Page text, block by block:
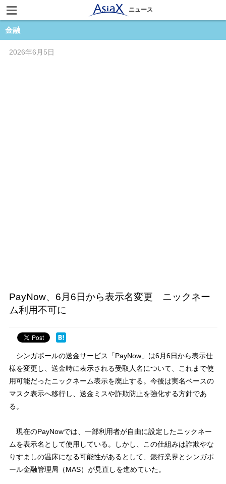
ニュース
金融
2026年6月5日
PayNow、6月6日から表示名変更 ニックネー
ム利用不可に
シンガポールの送金サービス「PayNow」は6月6日から表示仕
様を変更し、送金時に表示される受取人名について、これまで使
用可能だったニックネーム表示を廃止する。今後は実名ベースの
マスク表示へ移行し、送金ミスや詐欺防止を強化する方針であ
る。
現在のPayNowでは、一部利用者が自由に設定したニックネー
ムを表示名として使用している。しかし、この仕組みは詐欺やな
りすましの温床になる可能性があるとして、銀行業界とシンガポ
ール金融管理局（MAS）が見直しを進めていた。